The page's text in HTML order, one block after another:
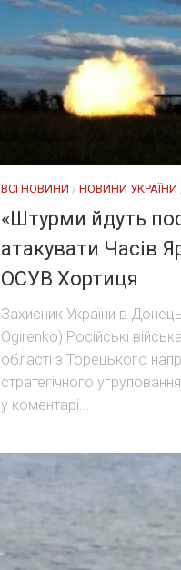
ВСІ НОВИНИ / НОВИНИ УКРАЇНИ
«Штурми йдуть
атакувати Часів
ОСУВ Хортиця
Захисник України в
Ogirenko) Російські
області з Торецького
стратегічного
у коментарі...